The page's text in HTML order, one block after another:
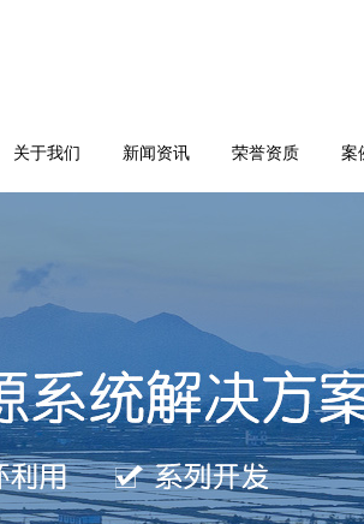
关于我们 新闻资讯 荣誉资质 案